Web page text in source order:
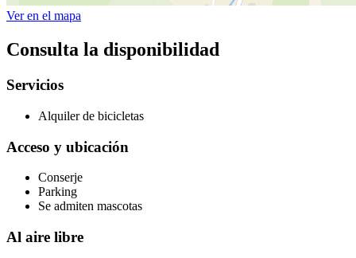
Ver en el mapa
Consulta la disponibilidad
Servicios
Alquiler de bicicletas
Acceso y ubicación
Conserje
Parking
Se admiten mascotas
Al aire libre